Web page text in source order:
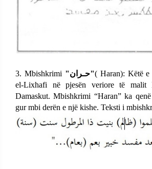
3. Mbishkrimi "حـران"( Haran): Këtë
el-Lixhafi në pjesën veriore të
Damaskut. Mbishkrimi “Haran” ka
gur mbi derën e një kishe. Teksti i